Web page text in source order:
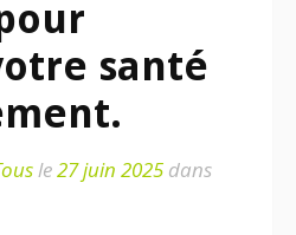
santé
le27 juin 2025 dans